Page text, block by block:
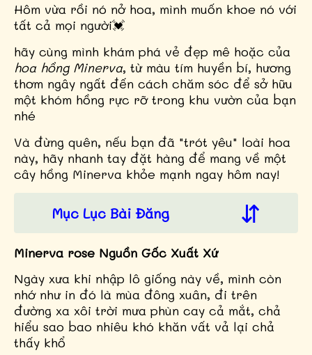
Hôm vừa rồi nó nở hoa, mình muốn khoe nó với
tất cả mọi người💓
hãy cùng mình khám phá vẻ đẹp mê hoặc của
hoa hồng Minerva, từ màu tím huyền bí, hương
thơm ngây ngất đến cách chăm sóc để sở hữu
một khóm hồng rực rỡ trong khu vườn của bạn
nhé
Và đừng quên, nếu bạn đã "trót yêu" loài hoa
này, hãy nhanh tay đặt hàng để mang về một
cây hồng Minerva khỏe mạnh ngay hôm nay!
Mục Lục Bài Đăng
Minerva rose Nguồn Gốc Xuất Xứ
Ngày xưa khi nhập lô giống này về, mình còn
nhớ như in đó là mùa đông xuân, đi trên
đường xa xôi trời mưa phùn cay cả mắt, chả
hiểu sao bao nhiêu khó khăn vất vả lại chả
thấy khổ